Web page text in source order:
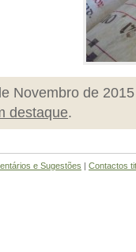
Novembro de
destaque.
e Sugestões | Contactos